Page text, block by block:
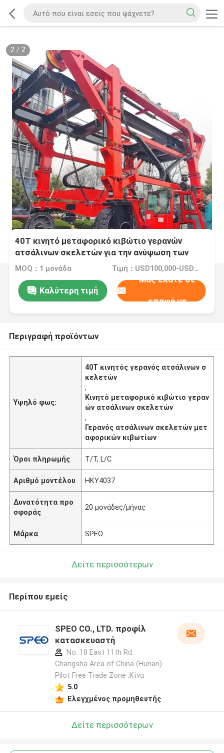
2/ 2
40T κινητό μεταφορικό κιβώτιο γερανών
ατσάλινων σκελετών για την ανύψωση των
μεγάλου μεγέθους προϊόντων
MOQ：1 μονάδα Τιμή：USD100,000-USD400,000/Unit
Καλύτερη τιμή
Μας ελάτε σε
επαφή με
Περιγραφή προϊόντων
Υψηλό φως:
40T κινητός γερανός ατσάλινων σ
κελετών
,
Κινητό μεταφορικό κιβώτιο γεραν
ών ατσάλινων σκελετών
,
Γερανός ατσάλινων σκελετών μετ
αφορικών κιβωτίων
Όροι πληρωμής T/T, L/C
Αριθμό μοντέλου HKY4037
Δυνατότητα προ
σφοράς
20 μονάδες/μήνας
Μάρκα SPEO
Δείτε περισσότερων
Περίπου εμείς
SPEO CO., LTD. προφίλ
κατασκευαστή
No. 18 East 11th Rd.
Changsha Area of China (Hunan)
Pilot Free Trade Zone ,Κίνα
5.0
Ελεγχμένος προμηθευτής
Δείτε περισσότερων